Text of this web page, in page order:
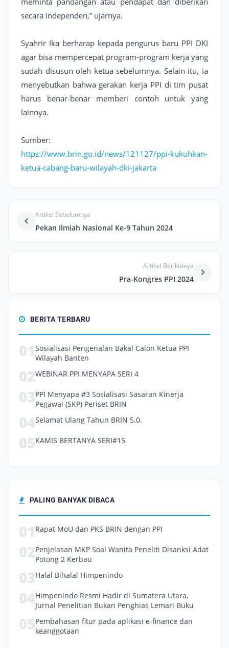
secara independen,” ujarnya.
Syahrir Ika berharap kepada pengurus baru PPI DKI
agar bisa mempercepat program-program kerja yang
sudah disusun oleh ketua sebelumnya. Selain itu, ia
menyebutkan bahwa gerakan kerja PPI di tim pusat
harus benar-benar memberi contoh untuk yang
lainnya.
Sumber:
https://www.brin.go.id/news/121127/ppi-kukuhkan-
ketua-cabang-baru-wilayah-dki-jakarta
Artikel Sebelumnya
Pekan Ilmiah Nasional Ke-9 Tahun 2024
Artikel Berikutnya
Pra-Kongres PPI 2024
BERITA TERBARU
01 Sosialisasi Pengenalan Bakal Calon Ketua PPI
Wilayah Banten
02WEBINAR PPI MENYAPA SERI 4
03PPI Menyapa #3 Sosialisasi Sasaran Kinerja
Pegawai (SKP) Periset BRIN
04Selamat Ulang Tahun BRIN 5.0.
05KAMIS BERTANYA SERI#15
PALING BANYAK DIBACA
01 Rapat MoU dan PKS BRIN dengan PPI
02Penjelasan MKP Soal Wanita Peneliti Disanksi Adat
Potong 2 Kerbau
03Halal Bihalal Himpenindo
04Himpenindo Resmi Hadir di Sumatera Utara,
Jurnal Penelitian Bukan Penghias Lemari Buku
05Pembahasan fitur pada aplikasi e-finance dan
keanggotaan